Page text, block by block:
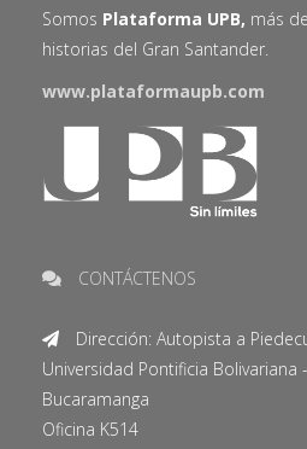
Somos Plataforma UPB, más
historias del Gran Santander.
www.plataformaupb.com
CONTÁCTENOS
Dirección: Autopista a
Universidad Pontificia Bolivariana
Bucaramanga
Oficina K514